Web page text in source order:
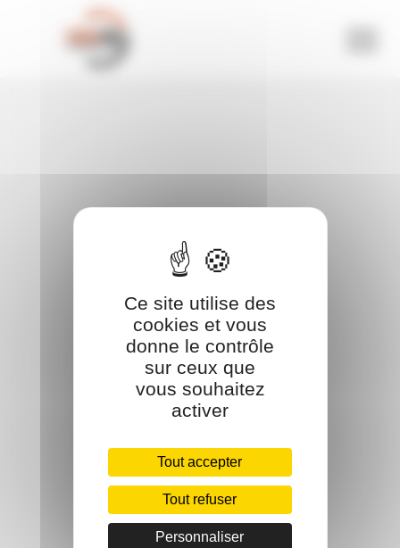
Panneau de gestion des cookies
Ce site utilise des
cookies et vous
donne le contrôle
sur ceux que
vous souhaitez
activer
Tout accepter
Tout refuser
Personnaliser